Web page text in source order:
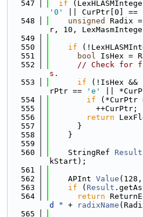
  547
if
'0'
|| CurPtr[0] ==
  548
unsigned Radix =
r, 10,
  549
  550
if
  551
bool IsHex =
  552
// Check for
s.
  553
if (!IsHex &&
rPtr ==
'e' ||
  554
if (*CurPtr
  555
          ++CurPtr;
  556
return
  557
      }
  558
    }
  559
  560
    StringRef
Result
kStart);
  561
  562
    APInt
Value
  563
if ( Result
  564
return
d "
+ radixName
  565